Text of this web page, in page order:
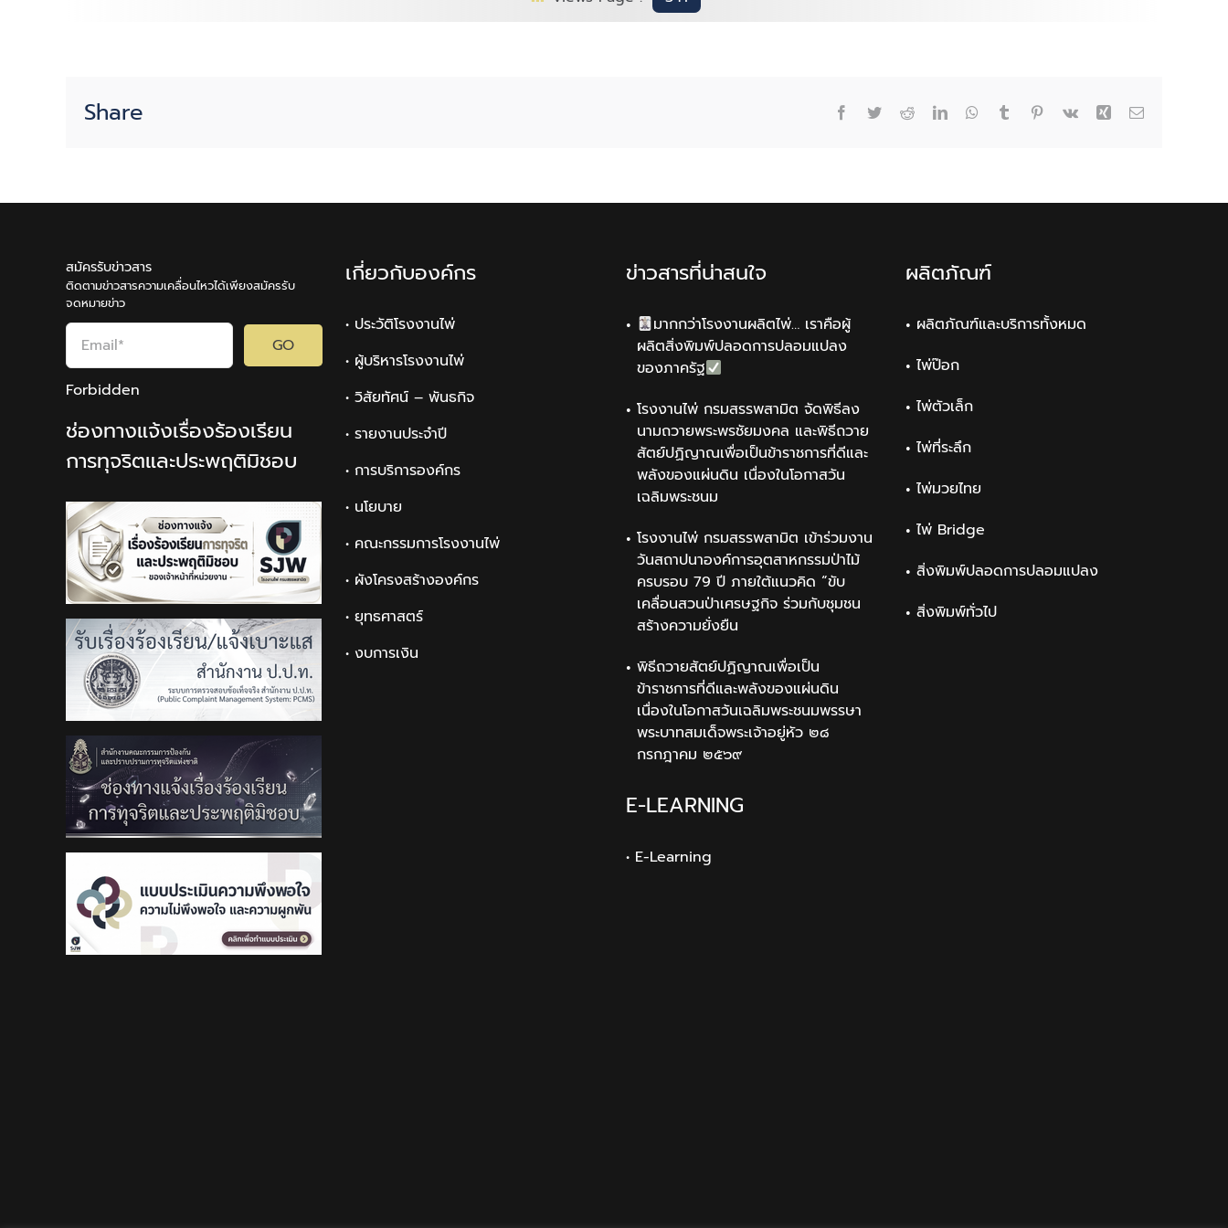
Share Facebook
TwitterRedditLinkedInWhatsApp
Tumblr Pinterest
Vk Xing Email
สมัครรับข่าวสาร
ติดตามข่าวสารความเคลื่อนไหวได้เพียงสมัครรับ
จดหมายข่าว
GO
Forbidden
ช่องทางแจ้งเรื่องร้องเรียน
การทุจริตและประพฤติมิชอบ
เกี่ยวกับองค์กร
• ประวัติโรงงานไพ่
• ผู้บริหารโรงงานไพ่
• วิสัยทัศน์ – พันธกิจ
• รายงานประจำปี
• การบริการองค์กร
• นโยบาย
• คณะกรรมการโรงงานไพ่
• ผังโครงสร้างองค์กร
• ยุทธศาสตร์
• งบการเงิน
ข่าวสารที่น่าสนใจ
มากกว่าโรงงานผลิตไพ่… เราคือผู้
ผลิตสิ่งพิมพ์ปลอดการปลอมแปลง
ของภาครัฐ
โรงงานไพ่ กรมสรรพสามิต จัดพิธีลง
นามถวายพระพรชัยมงคล และพิธีถวาย
สัตย์ปฏิญาณเพื่อเป็นข้าราชการที่ดีและ
พลังของแผ่นดิน เนื่องในโอกาสวัน
เฉลิมพระชนม
โรงงานไพ่ กรมสรรพสามิต เข้าร่วมงาน
วันสถาปนาองค์การอุตสาหกรรมป่าไม้
ครบรอบ 79 ปี ภายใต้แนวคิด “ขับ
เคลื่อนสวนป่าเศรษฐกิจ ร่วมกับชุมชน
สร้างความยั่งยืน
พิธีถวายสัตย์ปฏิญาณเพื่อเป็น
ข้าราชการที่ดีและพลังของแผ่นดิน
เนื่องในโอกาสวันเฉลิมพระชนมพรรษา
พระบาทสมเด็จพระเจ้าอยู่หัว ๒๘
กรกฎาคม ๒๕๖๙
E-LEARNING
• E-Learning
ผลิตภัณฑ์
ผลิตภัณฑ์และบริการทั้งหมด
ไพ่ป๊อก
ไพ่ตัวเล็ก
ไพ่ที่ระลึก
ไพ่มวยไทย
ไพ่ Bridge
สิ่งพิมพ์ปลอดการปลอมแปลง
สิ่งพิมพ์ทั่วไป